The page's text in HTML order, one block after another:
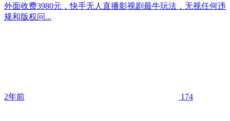
外面收费3980元，快手无人直播影视剧最牛玩法，无视任何违
规和版权问...
2年前 174